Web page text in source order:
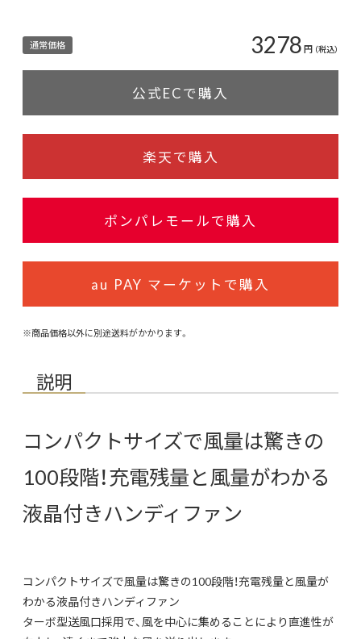
通常価格 3278円 （税込）
公式ECで購入
楽天で購入
ポンパレモールで購入
au PAY マーケットで購入
※商品価格以外に別途送料がかかります。
説明
コンパクトサイズで風量は驚きの
100段階！充電残量と風量がわかる
液晶付きハンディファン
コンパクトサイズで風量は驚きの100段階！充電残量と風量が
わかる液晶付きハンディファン
ターボ型送風口採用で、風を中心に集めることにより直進性が